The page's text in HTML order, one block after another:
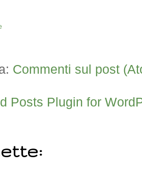
Commenti sul post